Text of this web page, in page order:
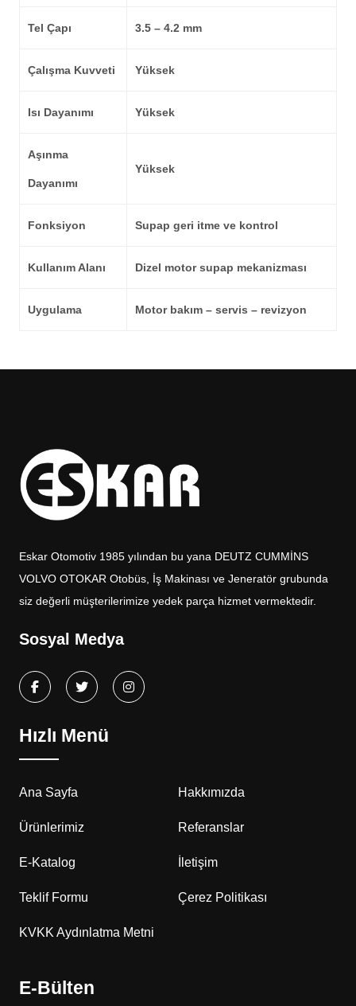
Tel Çapı 3.5 – 4.2 mm
Çalışma Kuvveti Yüksek
Isı Dayanımı Yüksek
Aşınma
Dayanımı
Yüksek
Fonksiyon Supap geri itme ve kontrol
Kullanım Alanı Dizel motor supap mekanizması
Uygulama Motor bakım – servis – revizyon
Eskar Otomotiv 1985 yılından bu yana DEUTZ CUMMİNS
VOLVO OTOKAR Otobüs, İş Makinası ve Jeneratör grubunda
siz değerli müşterilerimize yedek parça hizmet vermektedir.
Sosyal Medya
Hızlı Menü
Ana Sayfa Hakkımızda
Ürünlerimiz Referanslar
E-Katalog İletişim
Teklif Formu Çerez Politikası
KVKK Aydınlatma Metni
E-Bülten